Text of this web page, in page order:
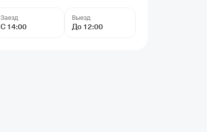
Заезд
С 14:00
Выезд
До 12:00